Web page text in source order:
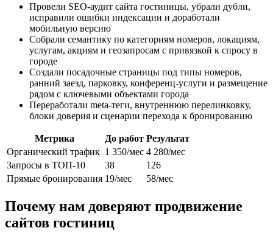
Провели SEO-аудит сайта гостиницы, убрали дубли,
исправили ошибки индексации и доработали
мобильную версию
Собрали семантику по категориям номеров, локациям,
услугам, акциям и геозапросам с привязкой к спросу в
городе
Создали посадочные страницы под типы номеров,
ранний заезд, парковку, конференц-услуги и размещение
рядом с ключевыми объектами города
Переработали meta-теги, внутреннюю перелинковку,
блоки доверия и сценарии перехода к бронированию
Метрика До работ Результат
Органический трафик 1 350/мес 4 280/мес
Запросы в ТОП-10
38
126
Прямые бронирования 19/мес 58/мес
Почему нам доверяют продвижение
сайтов гостиниц